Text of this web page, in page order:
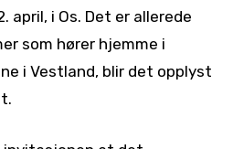
i Os. Det er allerede
som hører hjemme i
i Vestland, blir det opplyst